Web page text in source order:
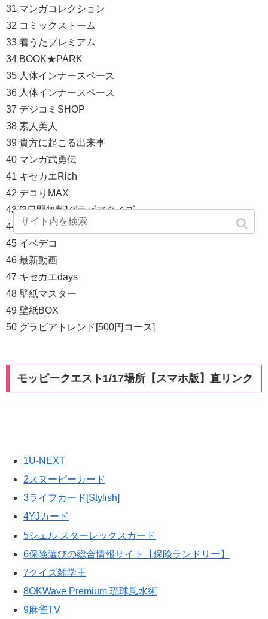
31 マンガコレクション
32 コミックストーム
33 着うたプレミアム
34 BOOK★PARK
35 人体インナースペース
36 人体インナースペース
37 デジコミSHOP
38 素人美人
39 貴方に起こる出来事
40 マンガ武勇伝
41 キセカエRich
42 デコりMAX
43 [3日間無料]グラビアクイズ
44 リーグbook
45 イベデコ
46 最新動画
47 キセカエdays
48 壁紙マスター
49 壁紙BOX
50 グラビアトレンド[500円コース]
モッピークエスト1/17場所【スマホ版】直リンク
1U-NEXT
2スヌーピーカード
3ライフカード[Stylish]
4YJカード
5シェル スターレックスカード
6保険選びの総合情報サイト【保険ランドリー】
7クイズ雑学王
8OKWave Premium 琉球風水術
9麻雀TV